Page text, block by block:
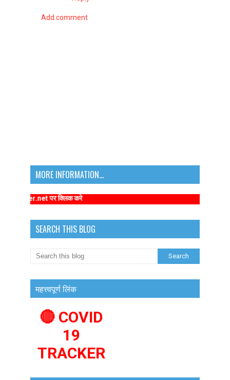
Add comment
MORE INFORMATION...
पर क्लिक करे
SEARCH THIS BLOG
महत्त्वपूर्ण लिंक
🔴 COVID
19
TRACKER